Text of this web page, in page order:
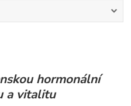
hormonální
a vitalitu